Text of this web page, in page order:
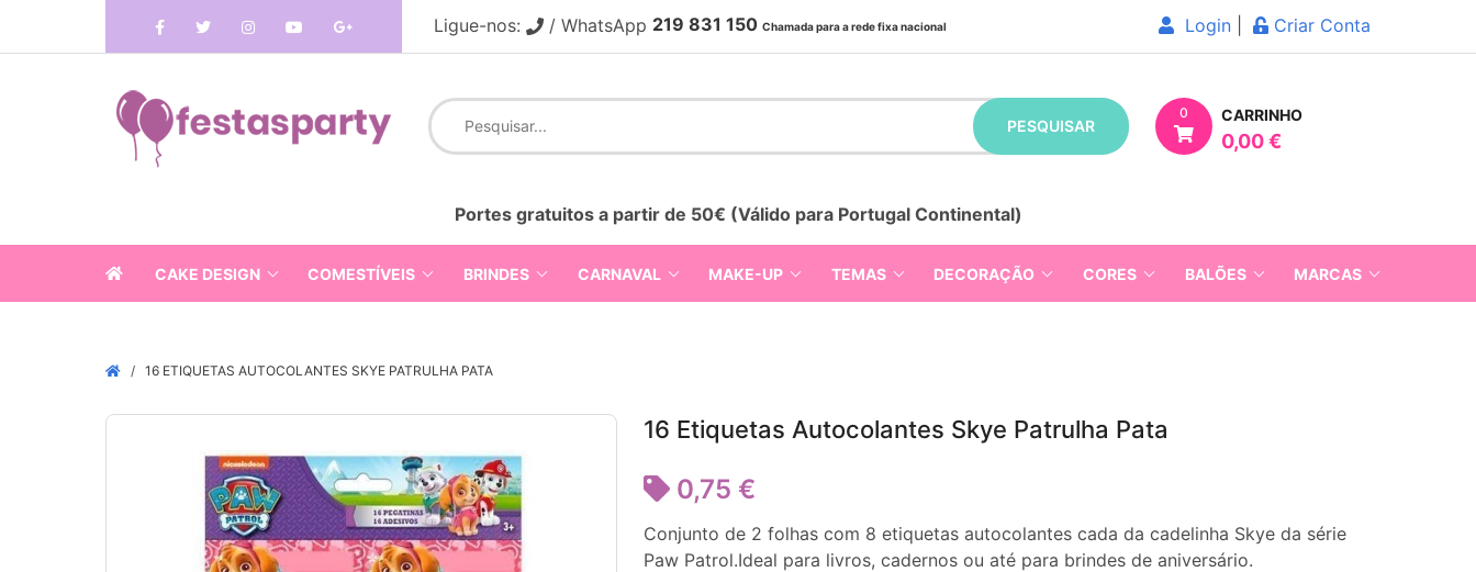
Ligue-nos: / WhatsApp 219 831 150 Chamada para a rede fixa nacional Login Criar Conta
PESQUISAR
0 CARRINHO
0,00 €
Portes gratuitos a partir de 50€ (Válido para Portugal Continental)
CAKE DESIGN COMESTÍVEIS BRINDES CARNAVAL MAKE-UP TEMAS DECORAÇÃO CORES BALÕES MARCAS
16 ETIQUETAS AUTOCOLANTES SKYE PATRULHA PATA
16 Etiquetas Autocolantes Skye Patrulha Pata
0,75 €
Conjunto de 2 folhas com 8 etiquetas autocolantes cada da cadelinha Skye da série
Paw Patrol.Ideal para livros, cadernos ou até para brindes de aniversário.